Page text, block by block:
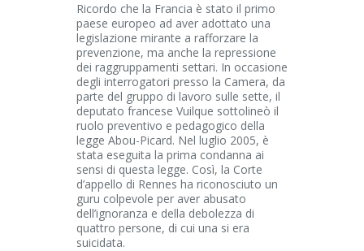
Ricordo che la Francia è stato il primo
paese europeo ad aver adottato una
legislazione mirante a rafforzare la
prevenzione, ma anche la repressione
dei raggruppamenti settari. In occasione
degli interrogatori presso la Camera, da
parte del gruppo di lavoro sulle sette, il
deputato francese Vuilque sottolineò il
ruolo preventivo e pedagogico della
legge Abou-Picard. Nel luglio 2005, è
stata eseguita la prima condanna ai
sensi di questa legge. Così, la Corte
d’appello di Rennes ha riconosciuto un
guru colpevole per aver abusato
dell’ignoranza e della debolezza di
quattro persone, di cui una si era
suicidata.